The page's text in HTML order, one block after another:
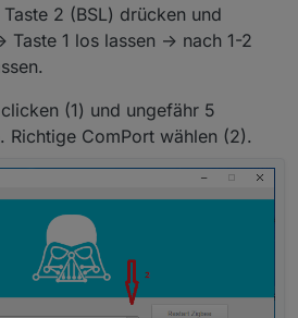
2 (BSL) drücken und
Taste 1 los lassen -> nach 1-2
(1) und ungefähr 5
Richtige ComPort wählen (2).